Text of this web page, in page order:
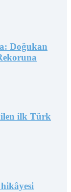
Doğukan
ilk Türk